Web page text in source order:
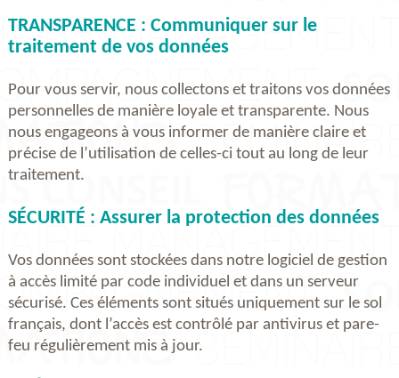
TRANSPARENCE : Communiquer sur le
traitement de vos données
Pour vous servir, nous collectons et traitons vos données
personnelles de manière loyale et transparente. Nous
nous engageons à vous informer de manière claire et
précise de l’utilisation de celles-ci tout au long de leur
traitement.
SÉCURITÉ : Assurer la protection des données
Vos données sont stockées dans notre logiciel de gestion
à accès limité par code individuel et dans un serveur
sécurisé. Ces éléments sont situés uniquement sur le sol
français, dont l’accès est contrôlé par antivirus et pare-
feu régulièrement mis à jour.